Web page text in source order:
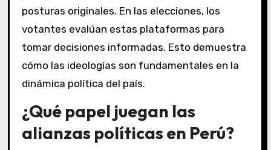
posturas originales. En las elecciones, los
votantes evalúan estas plataformas para
tomar decisiones informadas. Esto demuestra
cómo las ideologías son fundamentales en la
dinámica política del país.
¿Qué papel juegan las
alianzas políticas en Perú?